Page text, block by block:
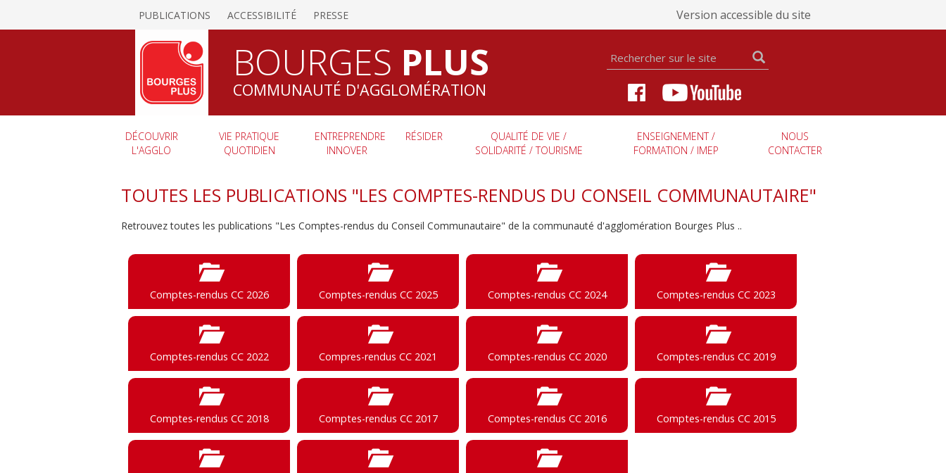
PUBLICATIONS ACCESSIBILITÉ PRESSE Version accessible du site
BOURGES PLUS
COMMUNAUTÉ D'AGGLOMÉRATION
DÉCOUVRIR
L'AGGLO
VIE PRATIQUE
QUOTIDIEN
ENTREPRENDRE
INNOVER
RÉSIDER
QUALITÉ DE VIE /
SOLIDARITÉ / TOURISME
ENSEIGNEMENT /
FORMATION / IMEP
NOUS
CONTACTER
TOUTES LES PUBLICATIONS "LES COMPTES-RENDUS DU CONSEIL COMMUNAUTAIRE"
Retrouvez toutes les publications "Les Comptes-rendus du Conseil Communautaire" de la communauté d'agglomération Bourges Plus ..
Comptes-rendus CC 2026 Comptes-rendus CC 2025 Comptes-rendus CC 2024 Comptes-rendus CC 2023
Comptes-rendus CC 2022 Compres-rendus CC 2021 Comptes-rendus CC 2020 Comptes-rendus CC 2019
Comptes-rendus CC 2018 Comptes-rendus CC 2017 Comptes-rendus CC 2016 Comptes-rendus CC 2015